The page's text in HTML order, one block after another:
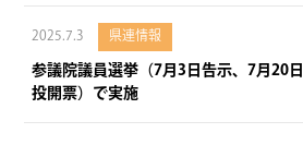
2025.7.3 県連情報
参議院議員選挙（7月3日告示、7月20日
投開票）で実施